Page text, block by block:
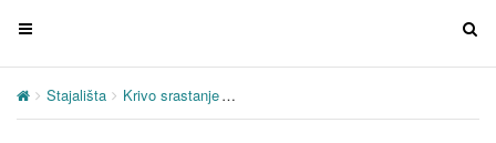
T
g
T
Stajališta Krivo srastanje